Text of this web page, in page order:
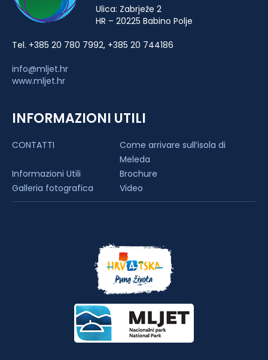
Ulica: Zabrježe 2
HR – 20225 Babino Polje
Tel. +385 20 780 7992, +385 20 744186
info@mljet.hr
www.mljet.hr
INFORMAZIONI UTILI
CONTATTI
Come arrivare sull’isola di
Meleda
Informazioni Utili
Brochure
Galleria fotografica
Video